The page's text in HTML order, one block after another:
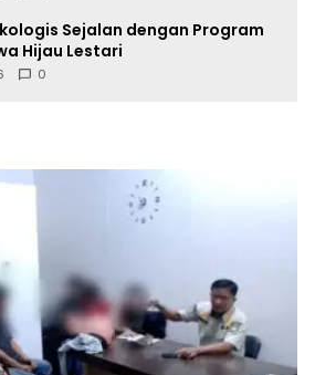
Sejalan dengan Program
Hijau Lestari
0